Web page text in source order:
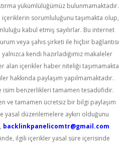
yükümlülüğümüz bulunmamaktadır.
içeriklerin sorumluluğunu taşımakta olup,
kabul etmiş sayılırlar. Bu internet
veya şahıs şirketi ile hiçbir bağlantısı
kendi hazırladığımız makaleler
alan içerikler haber niteliği taşımamakta
hakkında paylaşım yapılmamaktadır.
isim benzerlikleri tamamen tesadüfidir.
ve tamamen ücretsiz bir bilgi paylaşım
yasal düzenlemelere aykırı olduğunu
backlinkpanelicomtr@gmail.com
ilgili içerikler yasal süre içerisinde